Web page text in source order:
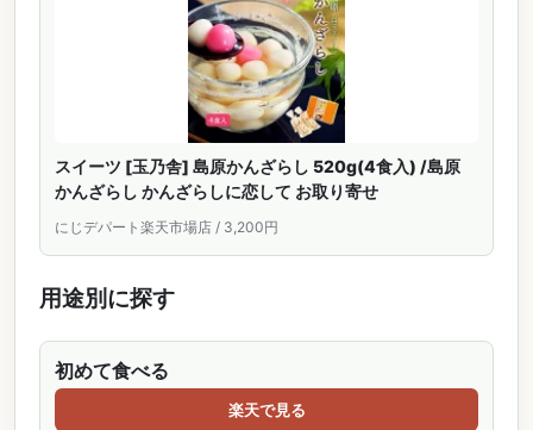
スイーツ [玉乃舎] 島原かんざらし 520g(4食入) /島原
かんざらし かんざらしに恋して お取り寄せ
にじデパート楽天市場店 / 3,200円
用途別に探す
初めて食べる
楽天で見る